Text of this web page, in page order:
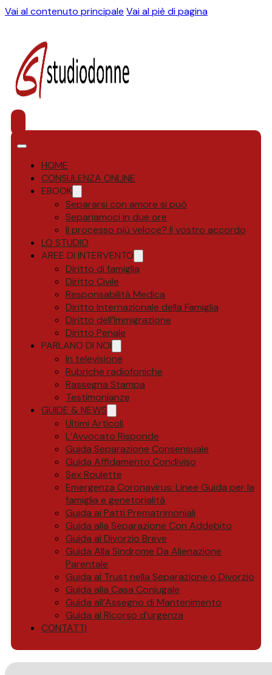
Vai al contenuto principale Vai al piè di pagina
HOME
CONSULENZA ONLINE
EBOOK
Separarsi con amore si può
Separiamoci in due ore
Il processo più veloce? Il vostro accordo
LO STUDIO
AREE DI INTERVENTO
Diritto di famiglia
Diritto Civile
Responsabilità Medica
Diritto Internazionale della Famiglia
Diritto dell’Immigrazione
Diritto Penale
PARLANO DI NOI
In televisione
Rubriche radiofoniche
Rassegna Stampa
Testimonianze
GUIDE & NEWS
Ultimi Articoli
L’Avvocato Risponde
Guida Separazione Consensuale
Guida Affidamento Condiviso
Sex Roulette
Emergenza Coronavirus: Linee Guida per la
famiglia e genetorialità
Guida ai Patti Prematrimoniali
Guida alla Separazione Con Addebito
Guida al Divorzio Breve
Guida Alla Sindrome Da Alienazione
Parentale
Guida al Trust nella Separazione o Divorzio
Guida alla Casa Coniugale
Guida all’Assegno di Mantenimento
Guida al Ricorso d’urgenza
CONTATTI